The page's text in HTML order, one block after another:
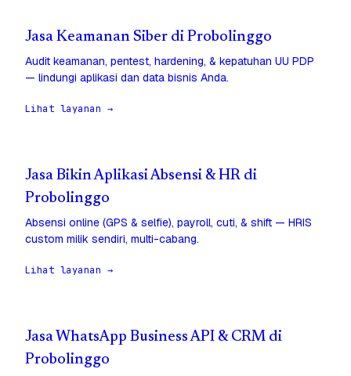
Jasa Keamanan Siber di Probolinggo
Audit keamanan, pentest, hardening, & kepatuhan UU PDP
— lindungi aplikasi dan data bisnis Anda.
Lihat layanan →
Jasa Bikin Aplikasi Absensi & HR di
Probolinggo
Absensi online (GPS & selfie), payroll, cuti, & shift — HRIS
custom milik sendiri, multi-cabang.
Lihat layanan →
Jasa WhatsApp Business API & CRM di
Probolinggo